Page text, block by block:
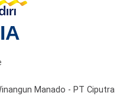
Manado - PT Ciputra